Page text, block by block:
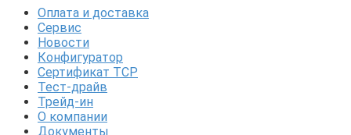
Оплата и доставка
Сервис
Новости
Конфигуратор
Сертификат ТСР
Тест-драйв
Трейд-ин
О компании
Документы